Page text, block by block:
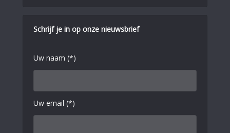
Schrijf je in op onze nieuwsbrief
Uw naam (*)
Uw email (*)